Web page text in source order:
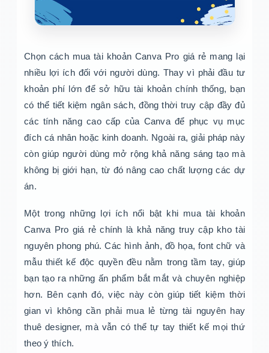
Chọn cách mua tài khoản Canva Pro giá rẻ mang lại
nhiều lợi ích đối với người dùng. Thay vì phải đầu tư
khoản phí lớn để sở hữu tài khoản chính thống, bạn
có thể tiết kiệm ngân sách, đồng thời truy cập đầy đủ
các tính năng cao cấp của Canva để phục vụ mục
đích cá nhân hoặc kinh doanh. Ngoài ra, giải pháp này
còn giúp người dùng mở rộng khả năng sáng tạo mà
không bị giới hạn, từ đó nâng cao chất lượng các dự
án.
Một trong những lợi ích nổi bật khi mua tài khoản
Canva Pro giá rẻ chính là khả năng truy cập kho tài
nguyên phong phú. Các hình ảnh, đồ họa, font chữ và
mẫu thiết kế độc quyền đều nằm trong tầm tay, giúp
bạn tạo ra những ấn phẩm bắt mắt và chuyên nghiệp
hơn. Bên cạnh đó, việc này còn giúp tiết kiệm thời
gian vì không cần phải mua lẻ từng tài nguyên hay
thuê designer, mà vẫn có thể tự tay thiết kế mọi thứ
theo ý thích.